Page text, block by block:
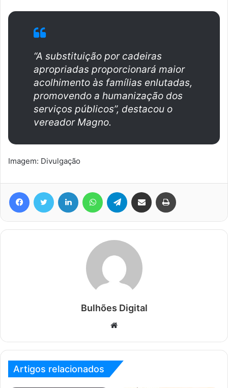
“A substituição por cadeiras
apropriadas proporcionará maior
acolhimento às famílias enlutadas,
promovendo a humanização dos
serviços públicos”, destacou o
vereador Magno.
Imagem: Divulgação
FacebookTwitter Linkedin WhatsAppTelegram Compartilhar via e-mail
Bulhões Digital
Website
Artigos relacionados